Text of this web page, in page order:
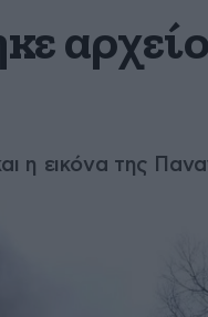
η εικόνα της